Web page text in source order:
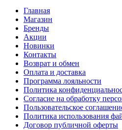
Главная
Магазин
Бренды
Акции
Новинки
Контакты
Возврат и обмен
Оплата и доставка
Программа лояльности
Политика
Согласие на обработку
Пользовательское
Политика использования
Договор публичной оферты